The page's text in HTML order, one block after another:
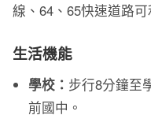
線、64、65快速道路可
生活機能
學校： 步行8分鐘至
前國中。